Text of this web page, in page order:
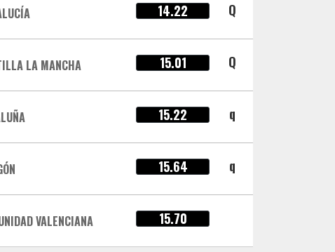
14.22 Q
LA MANCHA 15.01 Q
15.22 q
15.64 q
VALENCIANA 15.70